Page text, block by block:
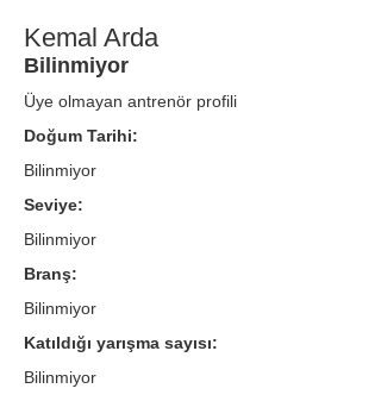
Kemal Arda
Bilinmiyor
Üye olmayan antrenör profili
Doğum Tarihi:
Bilinmiyor
Seviye:
Bilinmiyor
Branş:
Bilinmiyor
Katıldığı yarışma sayısı:
Bilinmiyor